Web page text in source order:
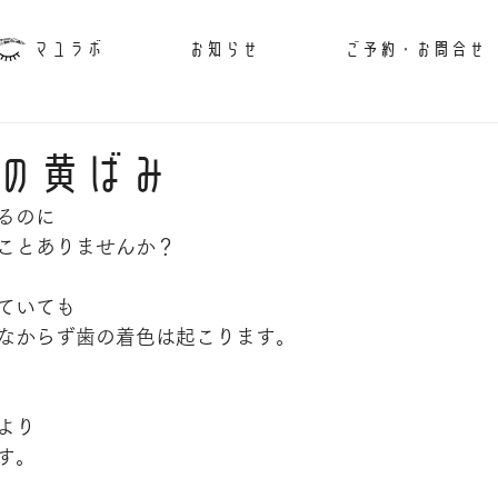
マユラボ お知らせ ご予約・お問合せ
黄ばみ
のに
とありませんか？
いても
からず歯の着色は起こります。
り
。